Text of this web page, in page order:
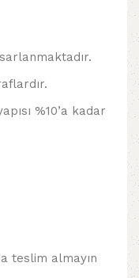
%10’a kadar
teslim almayın